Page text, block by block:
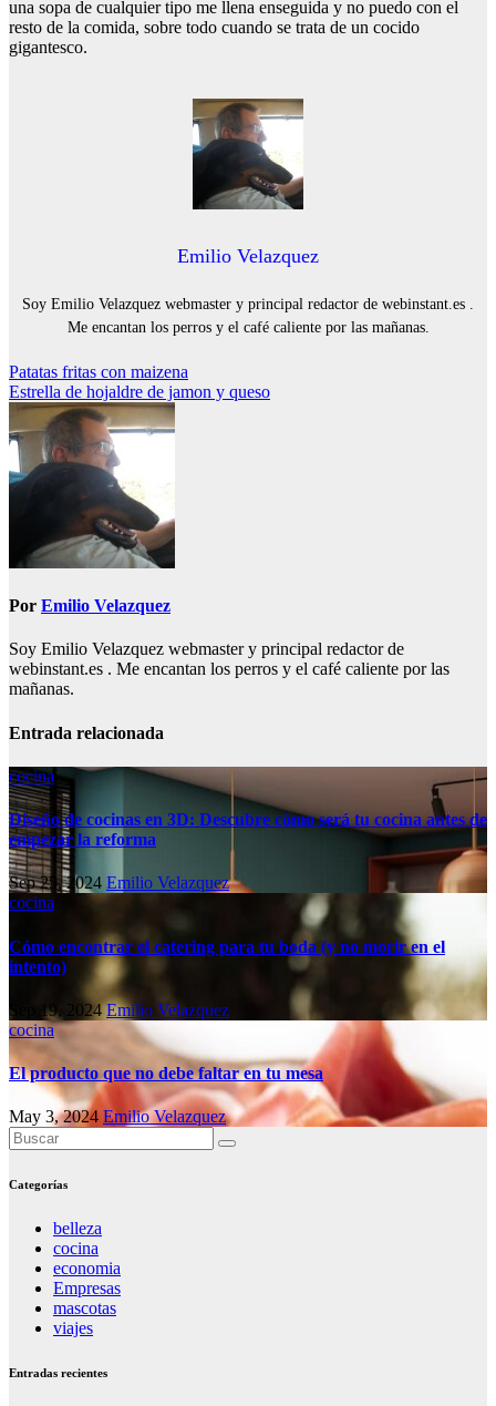
una sopa de cualquier tipo me llena enseguida y no puedo con el
resto de la comida, sobre todo cuando se trata de un cocido
gigantesco.
Emilio Velazquez
Soy Emilio Velazquez webmaster y principal redactor de webinstant.es .
Me encantan los perros y el café caliente por las mañanas.
Navegación
de
entradas
Patatas fritas con maizena
Estrella de hojaldre de jamon y queso
Por Emilio Velazquez
Soy Emilio Velazquez webmaster y principal redactor de
webinstant.es . Me encantan los perros y el café caliente por las
mañanas.
Entrada relacionada
cocina
Diseño de cocinas en 3D: Descubre cómo será tu cocina antes de
empezar la reforma
Sep 25, 2024 Emilio Velazquez
cocina
Cómo encontrar el catering para tu boda (y no morir en el
intento)
Sep 19, 2024Emilio Velazquez
cocina
El producto que no debe faltar en tu mesa
May 3, 2024 Emilio Velazquez
Categorías
belleza
cocina
economia
Empresas
mascotas
viajes
Entradas recientes